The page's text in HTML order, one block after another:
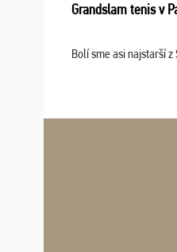
Grandslam tenis v
Bolí sme asi najstarší